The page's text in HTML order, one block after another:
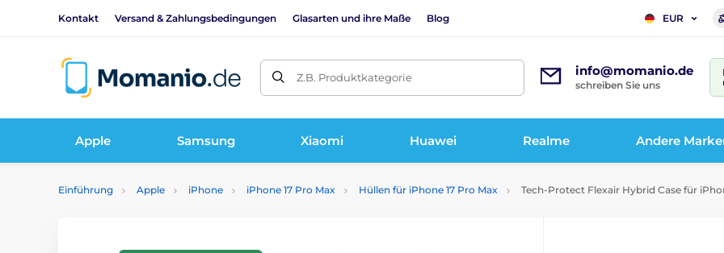
Kontakt Versand & Zahlungsbedingungen Glasarten und ihre Maße Blog EUR
Z.B. Produktkategorie info@momanio.de
schreiben Sie uns
Apple Samsung Xiaomi Huawei Realme Andere
Einführung Apple iPhone iPhone 17 Pro Max Hüllen für iPhone 17 Pro Max Tech-Protect Flexair Hybrid Case für